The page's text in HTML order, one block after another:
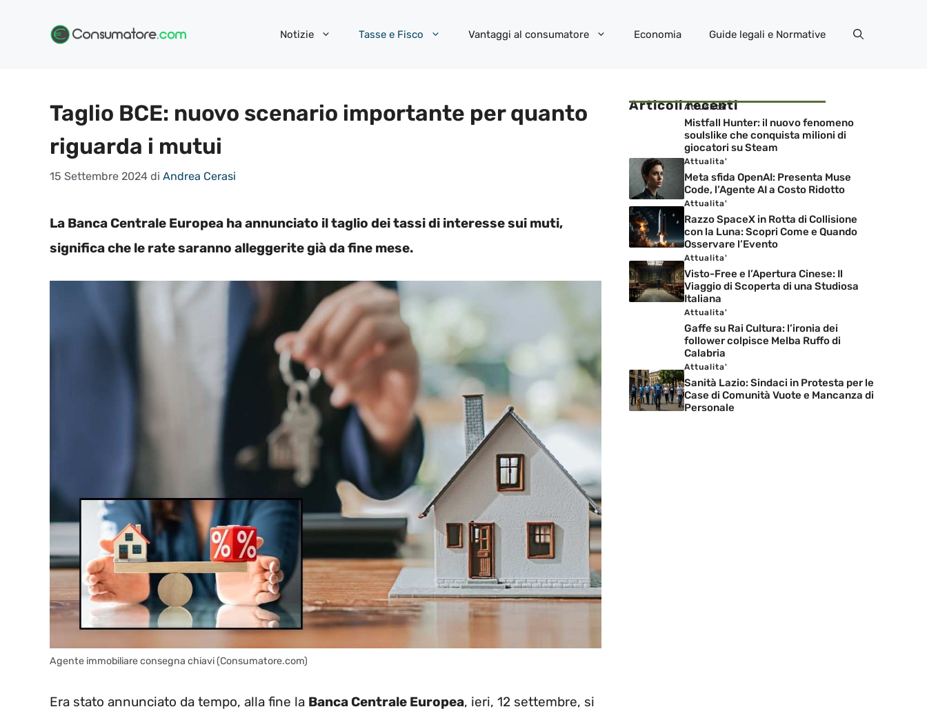
Notizie Tasse e Fisco Vantaggi al consumatore Economia Guide legali e Normative
Taglio BCE: nuovo scenario importante per quanto
riguarda i mutui
15 Settembre 2024 di Andrea Cerasi
La Banca Centrale Europea ha annunciato il taglio dei tassi di interesse sui muti,
significa che le rate saranno alleggerite già da fine mese.
Agente immobiliare consegna chiavi (Consumatore.com)
Era stato annunciato da tempo, alla fine la Banca Centrale Europea, ieri, 12 settembre, si
Articoli recenti
Attualita'
Mistfall Hunter: il nuovo fenomeno
soulslike che conquista milioni di
giocatori su Steam
Attualita'
Meta sfida OpenAI: Presenta Muse
Code, l’Agente AI a Costo Ridotto
Attualita'
Razzo SpaceX in Rotta di Collisione
con la Luna: Scopri Come e Quando
Osservare l’Evento
Attualita'
Visto-Free e l’Apertura Cinese: Il
Viaggio di Scoperta di una Studiosa
Italiana
Attualita'
Gaffe su Rai Cultura: l’ironia dei
follower colpisce Melba Ruffo di
Calabria
Attualita'
Sanità Lazio: Sindaci in Protesta per le
Case di Comunità Vuote e Mancanza di
Personale